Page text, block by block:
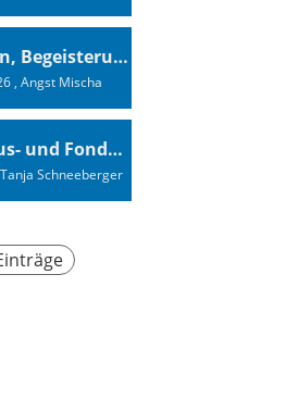
Inspiration, Begeisterung - Ein Vortrag von Vendée-Globe-Finisher Oliver Heer
, Angst Mischa
Samichlaus- und Fonduabend
Schneeberger